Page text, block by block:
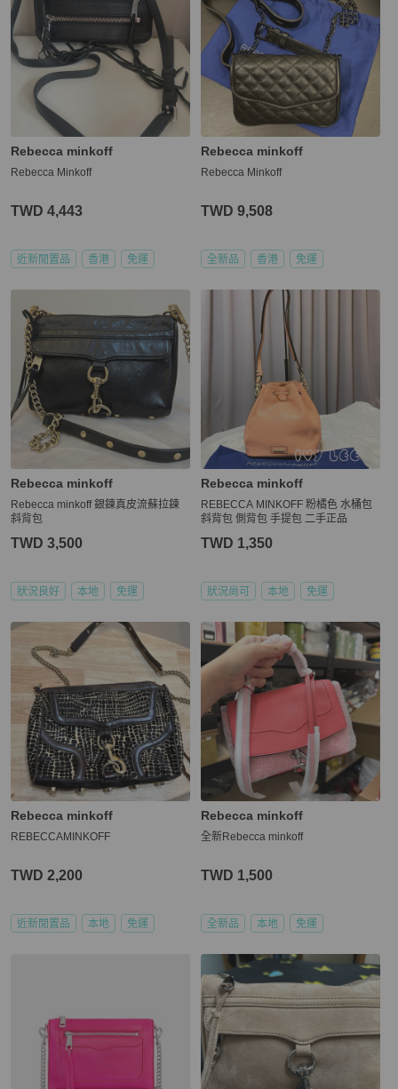
Rebecca minkoff
Rebecca Minkoff
TWD 4,443
近新閒置品 香港 免運
Rebecca minkoff
Rebecca Minkoff
TWD 9,508
全新品 香港 免運
Rebecca minkoff
Rebecca minkoff 銀鍊真皮流蘇拉鍊
斜背包
TWD 3,500
狀況良好 本地 免運
Rebecca minkoff
REBECCA MINKOFF 粉橘色 水桶包
斜背包 側背包 手提包 二手正品
TWD 1,350
狀況尚可 本地 免運
Rebecca minkoff
REBECCAMINKOFF
TWD 2,200
近新閒置品 本地 免運
Rebecca minkoff
全新Rebecca minkoff
TWD 1,500
全新品 本地 免運